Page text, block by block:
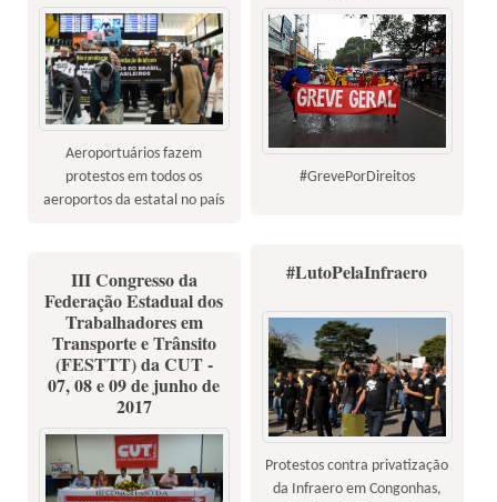
Aeroportuários fazem
protestos em todos os
aeroportos da estatal no país
#GrevePorDireitos
#LutoPelaInfraero
Protestos contra privatização
da Infraero em Congonhas,
III Congresso da
Federação Estadual dos
Trabalhadores em
Transporte e Trânsito
(FESTTT) da CUT -
07, 08 e 09 de junho de
2017